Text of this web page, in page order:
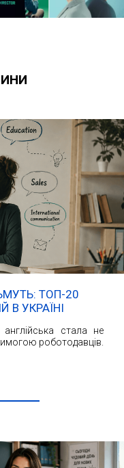
ТОП-20
В УКРАЇНІ
стала не
роботодавців.